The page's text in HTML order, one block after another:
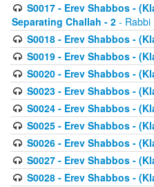
S0017 - Erev Shabbos -
Separating Challah - 2 - Rabbi
S0018 - Erev Shabbos -
S0019 - Erev Shabbos -
S0020 - Erev Shabbos -
S0023 - Erev Shabbos -
S0024 - Erev Shabbos -
S0025 - Erev Shabbos -
S0026 - Erev Shabbos -
S0027 - Erev Shabbos -
S0028 - Erev Shabbos -